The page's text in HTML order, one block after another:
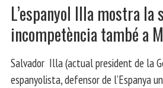
L’espanyol Illa mostra la
incompetència també a
Salvador Illa (actual president de la
espanyolista, defensor de l’Espanya